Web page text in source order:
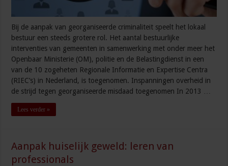
Bij de aanpak van georganiseerde criminaliteit speelt het lokaal
bestuur een steeds grotere rol. Het aantal bestuurlijke
interventies van gemeenten in samenwerking met onder meer het
Openbaar Ministerie (OM), politie en de Belastingdienst in een
van de 10 zogeheten Regionale Informatie en Expertise Centra
(RIEC’s) in Nederland, is toegenomen. Inspanningen overheid in
de strijd tegen georganiseerde misdaad toegenomen In 2013 …
Lees verder »
Aanpak huiselijk geweld: leren van
professionals